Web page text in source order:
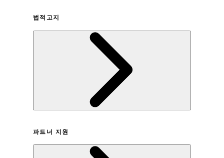
법적고지
개인정보취급방침
파트너 지원